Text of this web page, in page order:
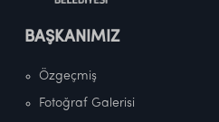
BAŞKANIMIZ
Özgeçmiş
Fotoğraf Galerisi